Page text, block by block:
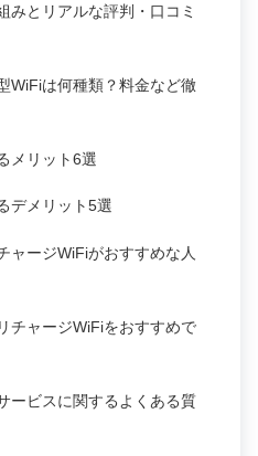
みとリアルな評判・口コミ
WiFiは何種類？料金など徹
メリット6選
デメリット5選
ャージWiFiがおすすめな人
チャージWiFiをおすすめで
ービスに関するよくある質